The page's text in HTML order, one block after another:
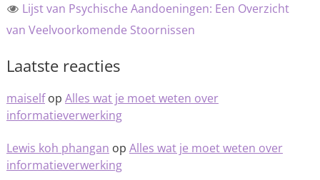
Lijst van Psychische Aandoeningen: Een Overzicht
van Veelvoorkomende Stoornissen
Laatste reacties
maiselfop Alles wat je moet weten over
informatieverwerking
Lewis koh phangan op Alles wat je moet weten over
informatieverwerking